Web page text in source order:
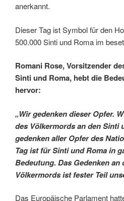
anerkannt.
Dieser Tag ist Symbol für den
500.000 Sinti und Roma im
Romani Rose, Vorsitzender
Sinti und Roma, hebt die
hervor:
„Wir gedenken dieser Opfer.
des Völkermords an den Sinti
gedenken aller Opfer des
Tag ist für Sinti und Roma in
Bedeutung. Das Gedenken an
Völkermords ist fester Teil
Das Europäische Parlament